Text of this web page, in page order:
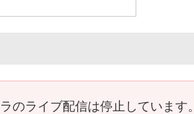
のライブ配信は停止しています。